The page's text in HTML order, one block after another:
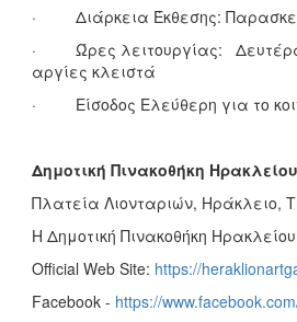
· Διάρκεια Έκθεσης:
· Ώρες λειτουργίας: Δευτέρα -
αργίες κλειστά
· Είσοδος Ελεύθερη για το
Δημοτική Πινακοθήκη
Πλατεία Λιονταριών, Ηράκλειο,
Η Δημοτική Πινακοθήκη Ηρακλείου
Official Web Site: https://
Facebook - https://